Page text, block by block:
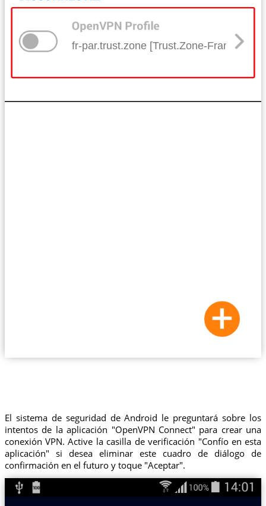
fr-par.trust.zone [Trust.Zone-France-
El sistema de seguridad de Android le preguntará sobre los
intentos de la aplicación "OpenVPN Connect" para crear una
conexión VPN. Active la casilla de verificación "Confío en esta
aplicación" si desea eliminar este cuadro de diálogo de
confirmación en el futuro y toque "Aceptar".